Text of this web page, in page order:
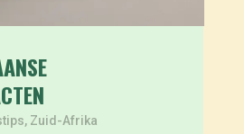
, Zuid-Afrika